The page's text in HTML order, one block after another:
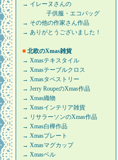
→ イレーヌさんの
子供服・エコバッグ
→ その他の作家さん作品
→ ありがとうございました！
■ 北欧のXmas雑貨
→ Xmasテキスタイル
→ Xmasテーブルクロス
→ Xmasタペストリー
→ Jerry RoupeのXmas作品
→ Xmas織物
→ Xmasインテリア雑貨
→ リサラーソンのXmas作品
→ Xmas白樺作品
→ Xmasプレート
→ Xmasマグカップ
→ Xmasベル